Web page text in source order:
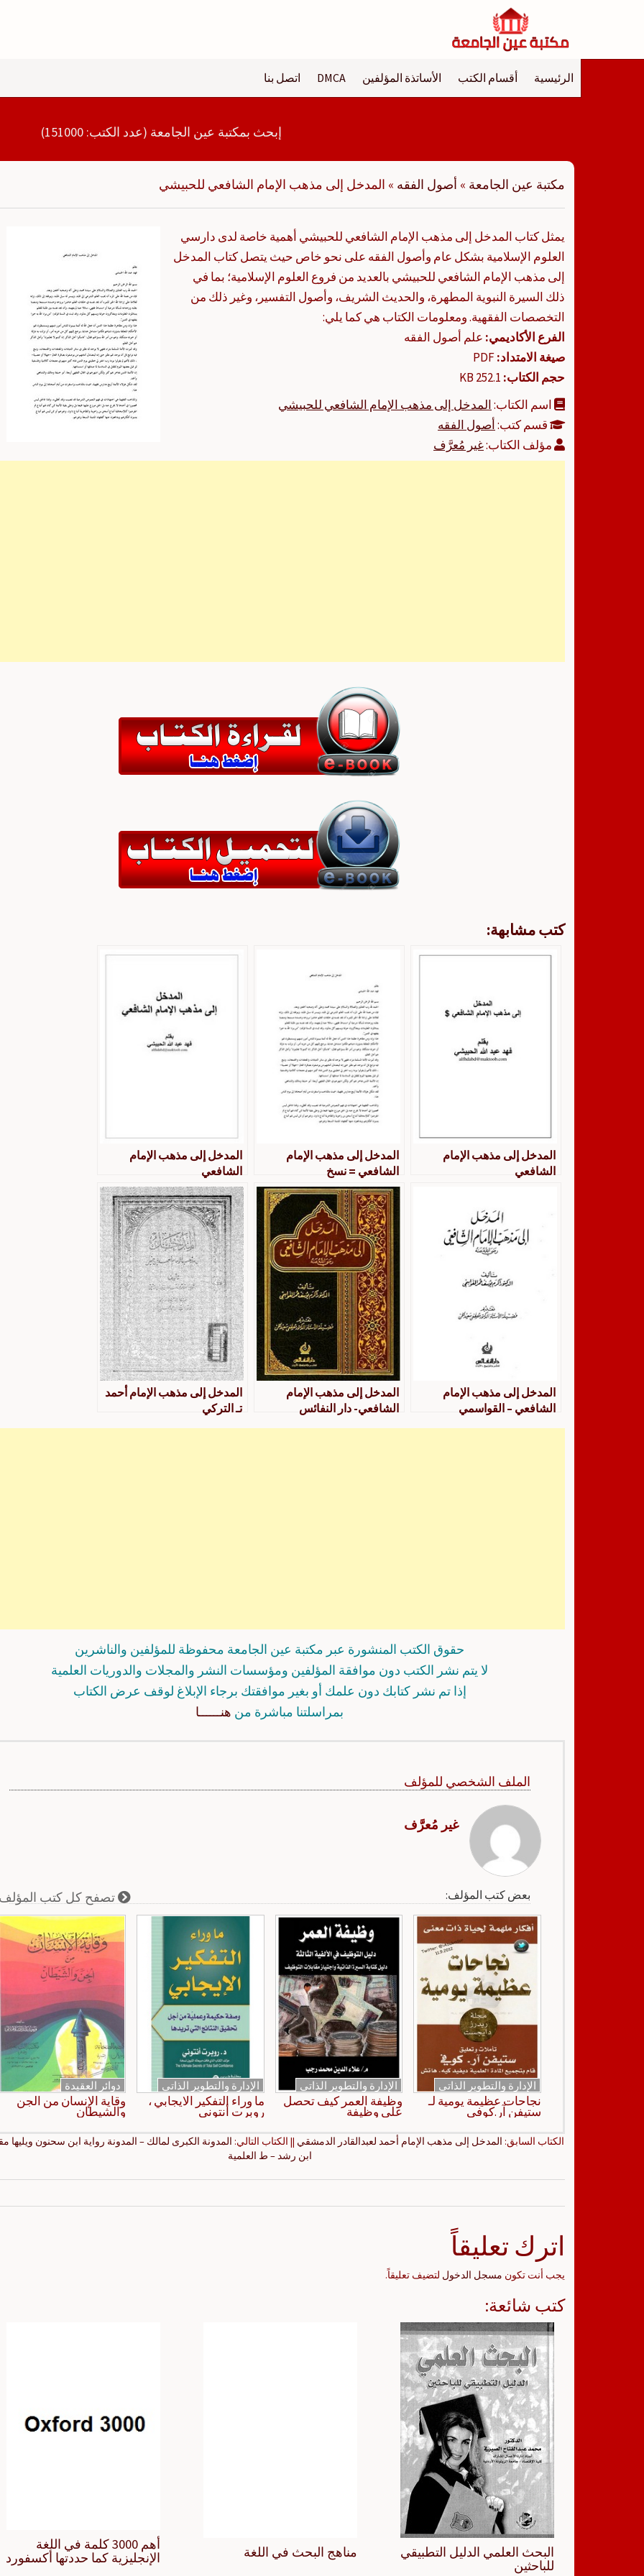
الرئيسية أقسام الكتب الأساتذة المؤلفين DMCA اتصل بنا
إبحث بمكتبة عين الجامعة (عدد الكتب: 151000)
مكتبة عين الجامعة » أصول الفقه » المدخل إلى مذهب الإمام الشافعي للحبيشي
يمثل كتاب المدخل إلى مذهب الإمام الشافعي للحبيشي أهمية خاصة لدى دارسي
العلوم الإسلامية بشكل عام وأصول الفقه على نحو خاص حيث يتصل كتاب المدخل
إلى مذهب الإمام الشافعي للحبيشي بالعديد من فروع العلوم الإسلامية؛ بما في
ذلك السيرة النبوية المطهرة، والحديث الشريف، وأصول التفسير، وغير ذلك من
التخصصات الفقهية. ومعلومات الكتاب هي كما يلي:
الفرع الأكاديمي: علم أصول الفقه
صيغة الامتداد:
حجم الكتاب:
اسم الكتاب:المدخل إلى مذهب الإمام الشافعي للحبيشي
قسم كتب:أصول الفقه
مؤلف الكتاب:غير مُعرَّف
كتب مشابهة:
المدخل إلى مذهب الإمام
الشافعي
المدخل إلى مذهب الإمام
الشافعي = نسخ
المدخل إلى مذهب الإمام
الشافعي
المدخل إلى مذهب الإمام
الشافعي – القواسمي
المدخل إلى مذهب الإمام
الشافعي- دار النفائس
المدخل إلى مذهب الإمام أحمد
تـ التركي
حقوق الكتب المنشورة عبر مكتبة عين الجامعة محفوظة للمؤلفين والناشرين
لا يتم نشر الكتب دون موافقة المؤلفين ومؤسسات النشر والمجلات والدوريات العلمية
إذا تم نشر كتابك دون علمك أو بغير موافقتك برجاء الإبلاغ لوقف عرض الكتاب
بمراسلتنا مباشرة من هنــــــا
الملف الشخصي للمؤلف
غير مُعرَّف
بعض كتب المؤلف: تصفح كل كتب المؤلف
الإدارة والتطوير الذاتي
نجاحات عظيمة يومية لـ
ستيفن آر.كوفي
الإدارة والتطوير الذاتي
وظيفة العمر كيف تحصل
على وظيفة
الإدارة والتطوير الذاتي
ما وراء التفكير الايجابي ،
روبرت أنتوني
دوائر العقيدة
وقاية الإنسان من الجن
والشيطان
الكتاب السابق: المدخل إلى مذهب الإمام أحمد لعبدالقادر الدمشقي || الكتاب التالي: المدونة الكبرى لمالك – المدونة رواية ابن سحنون ويليها
ابن رشد – ط العلمية
اترك تعليقاً
يجب أنت تكون مسجل الدخول لتضيف تعليقاً.
كتب شائعة:
أهم 3000 كلمة في اللغة
الإنجليزية كما حددتها أكسفورد
مناهج البحث في اللغة
البحث العلمي الدليل التطبيقي
للباحثين